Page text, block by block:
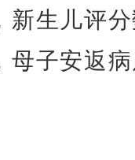
生儿评
母子安返